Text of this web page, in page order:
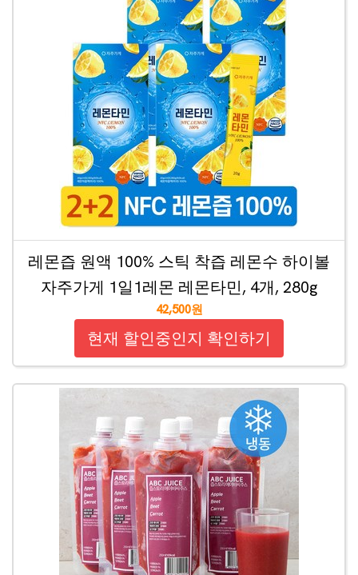
레몬즙 원액 100% 스틱 착즙 레몬수 하이볼
자주가게 1일1레몬 레몬타민, 4개, 280g
42,500원
현재 할인중인지 확인하기